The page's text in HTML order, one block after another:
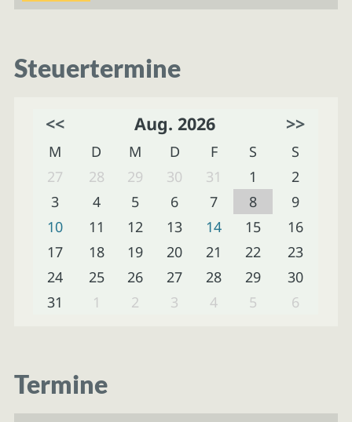
Steuertermine
<< Aug. 2026 >>
M D M D F S
S
27
28 29 30 31 1
2
3
4 5 6 7 8
9
10
11 12 13 14 15
16
17
18 19 20 21 22
23
24
25 26 27 28 29
30
31
1 2 3 4 5 6
Termine